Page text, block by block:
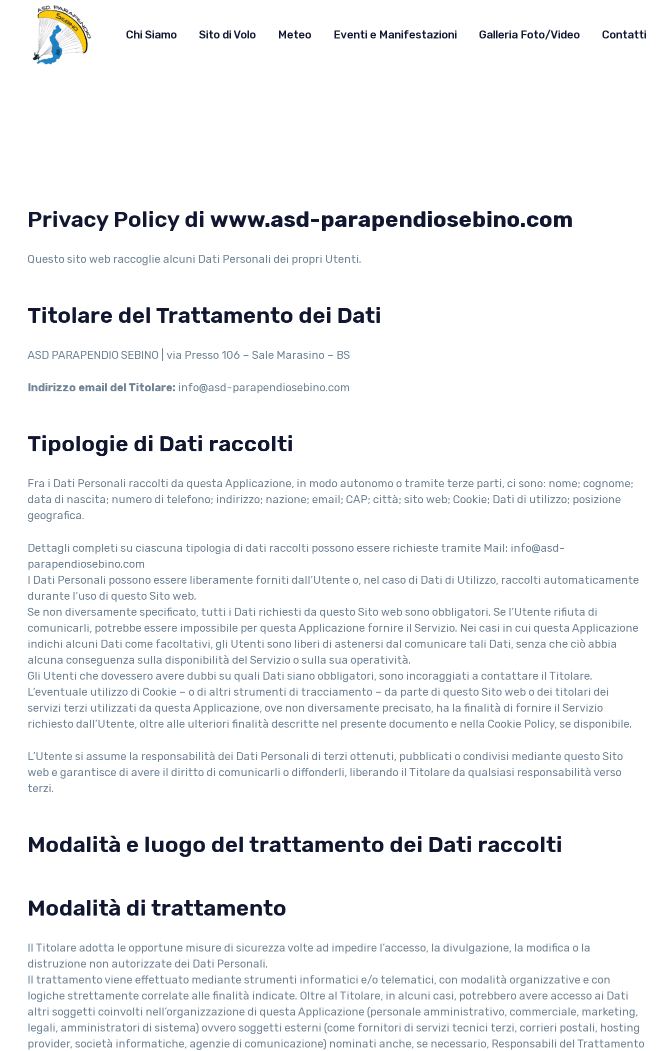
Chi Siamo Sito di Volo Meteo Eventi e Manifestazioni Galleria Foto/Video Contatti
Privacy Policy di www.asd-parapendiosebino.com
Questo sito web raccoglie alcuni Dati Personali dei propri Utenti.
Titolare del Trattamento dei Dati
ASD PARAPENDIO SEBINO | via Presso 106 – Sale Marasino – BS
Indirizzo email del Titolare: info@asd-parapendiosebino.com
Tipologie di Dati raccolti
Fra i Dati Personali raccolti da questa Applicazione, in modo autonomo o tramite terze parti, ci sono: nome; cognome;
data di nascita; numero di telefono; indirizzo; nazione; email; CAP; città; sito web; Cookie; Dati di utilizzo; posizione
geografica.
Dettagli completi su ciascuna tipologia di dati raccolti possono essere richieste tramite Mail: info@asd-
parapendiosebino.com
I Dati Personali possono essere liberamente forniti dall’Utente o, nel caso di Dati di Utilizzo, raccolti automaticamente
durante l’uso di questo Sito web.
Se non diversamente specificato, tutti i Dati richiesti da questo Sito web sono obbligatori. Se l’Utente rifiuta di
comunicarli, potrebbe essere impossibile per questa Applicazione fornire il Servizio. Nei casi in cui questa Applicazione
indichi alcuni Dati come facoltativi, gli Utenti sono liberi di astenersi dal comunicare tali Dati, senza che ciò abbia
alcuna conseguenza sulla disponibilità del Servizio o sulla sua operatività.
Gli Utenti che dovessero avere dubbi su quali Dati siano obbligatori, sono incoraggiati a contattare il Titolare.
L’eventuale utilizzo di Cookie – o di altri strumenti di tracciamento – da parte di questo Sito web o dei titolari dei
servizi terzi utilizzati da questa Applicazione, ove non diversamente precisato, ha la finalità di fornire il Servizio
richiesto dall’Utente, oltre alle ulteriori finalità descritte nel presente documento e nella Cookie Policy, se disponibile.
L’Utente si assume la responsabilità dei Dati Personali di terzi ottenuti, pubblicati o condivisi mediante questo Sito
web e garantisce di avere il diritto di comunicarli o diffonderli, liberando il Titolare da qualsiasi responsabilità verso
terzi.
Modalità e luogo del trattamento dei Dati raccolti
Modalità di trattamento
Il Titolare adotta le opportune misure di sicurezza volte ad impedire l’accesso, la divulgazione, la modifica o la
distruzione non autorizzate dei Dati Personali.
Il trattamento viene effettuato mediante strumenti informatici e/o telematici, con modalità organizzative e con
logiche strettamente correlate alle finalità indicate. Oltre al Titolare, in alcuni casi, potrebbero avere accesso ai Dati
altri soggetti coinvolti nell’organizzazione di questa Applicazione (personale amministrativo, commerciale, marketing,
legali, amministratori di sistema) ovvero soggetti esterni (come fornitori di servizi tecnici terzi, corrieri postali, hosting
provider, società informatiche, agenzie di comunicazione) nominati anche, se necessario, Responsabili del Trattamento